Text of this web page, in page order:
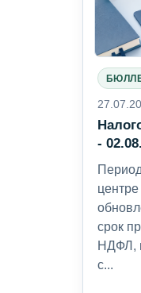
-
срок
НДФЛ,
с...